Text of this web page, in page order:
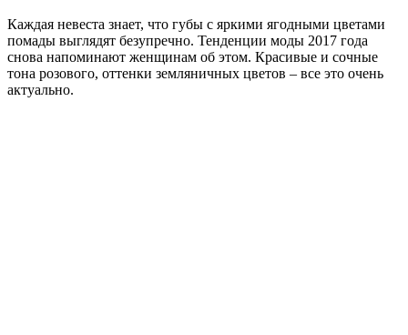
Каждая невеста знает, что губы с яркими ягодными цветами
помады выглядят безупречно. Тенденции моды 2017 года
снова напоминают женщинам об этом. Красивые и сочные
тона розового, оттенки земляничных цветов – все это очень
актуально.